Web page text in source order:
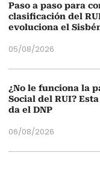
Paso a paso para
clasificación del
evoluciona el
05/08/2026
¿No le funciona la
Social del RUI?
da el DNP
06/08/2026